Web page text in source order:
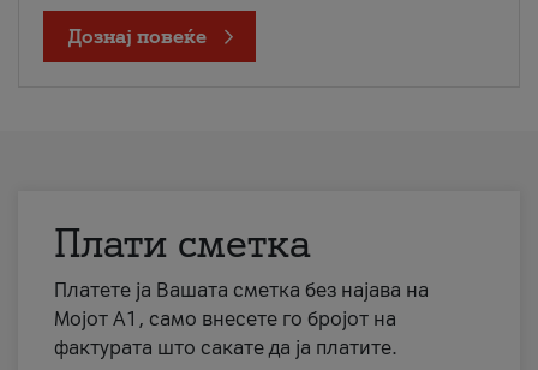
Дознај повеќе
Плати сметка
Платете ја Вашата сметка без најава на
Мојот А1, само внесете го бројот на
фактурата што сакате да ја платите.